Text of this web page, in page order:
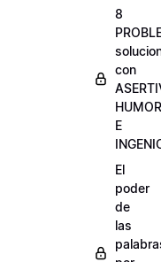
8
con
HUMOR
E
El
poder
de
las